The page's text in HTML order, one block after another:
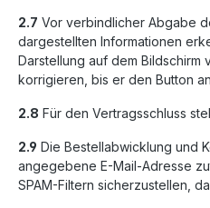
2.7 Vor verbindlicher Abgabe
dargestellten Informationen
Darstellung auf dem
korrigieren, bis er den Button
2.8 Für den Vertragsschluss
2.9 Die Bestellabwicklung und
angegebene E-Mail-Adresse
SPAM-Filtern sicherzustellen,